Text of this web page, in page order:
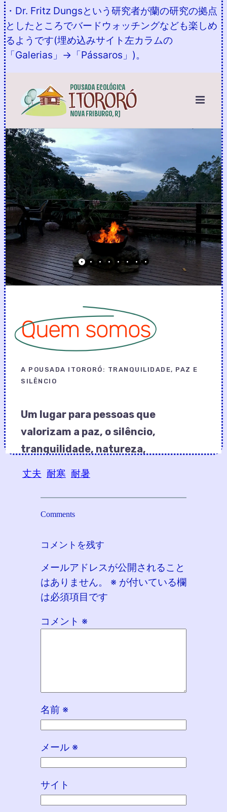
・Dr. Fritz Dungsという研究者が蘭の研究の拠点
としたところでバードウォッチングなども楽しめ
るようです(埋め込みサイト左カラムの
「Galerias」→「Pássaros」)。
丈夫 耐寒 耐暑
Comments
コメントを残す
メールアドレスが公開されること
はありません。
※ が付いている欄
は必須項目です
コメント ※
名前 ※
メール ※
サイト